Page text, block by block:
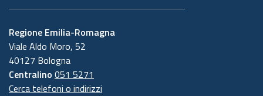
Regione Emilia-Romagna
Viale Aldo Moro, 52
40127 Bologna
Centralino 051 5271
Cerca telefoni o indirizzi